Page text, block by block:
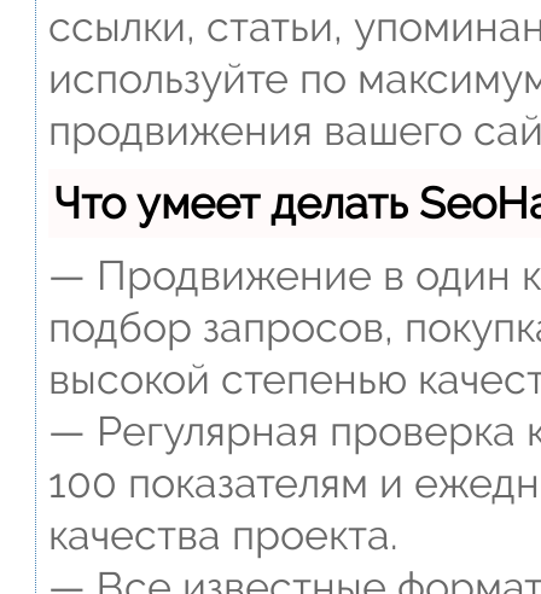
ссылки, статьи,
используйте по
продвижения вашего
Что умеет делать
— Продвижение в один
подбор запросов,
высокой степенью
— Регулярная проверка
100 показателям и
качества проекта.